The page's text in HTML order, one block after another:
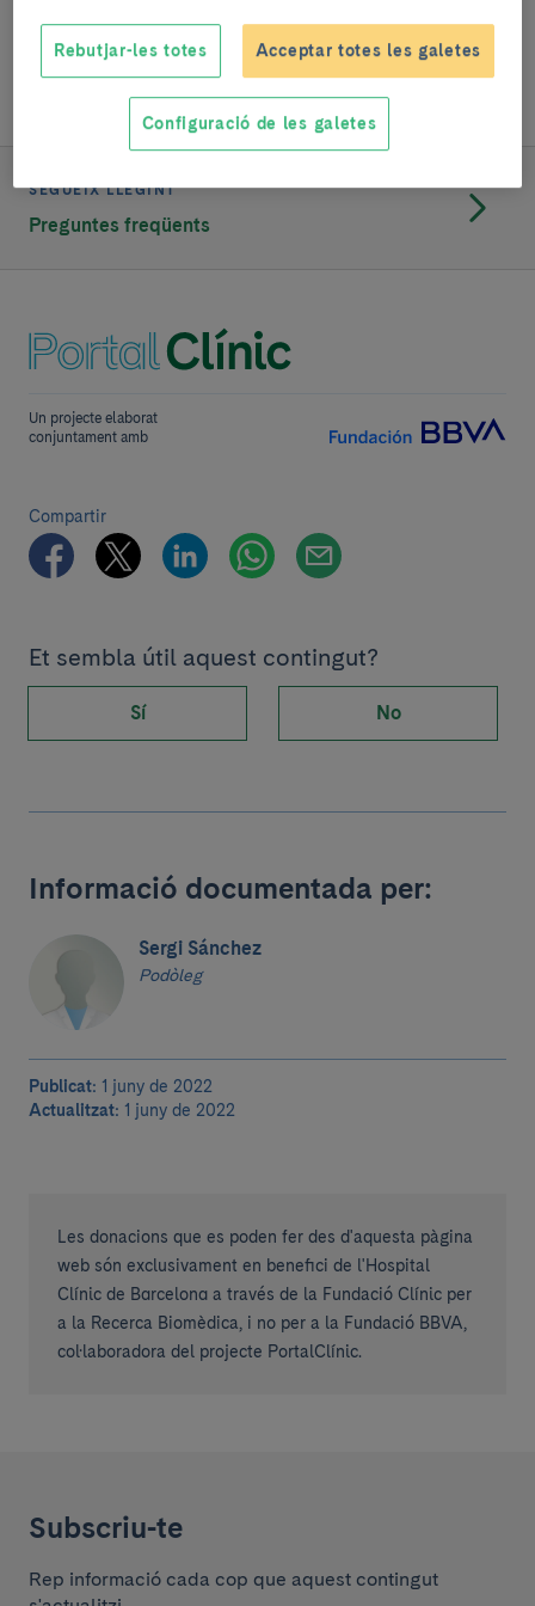
Pel que fa als tractaments no quirúrgics, encara que
han aparegut algunes tècniques, sembla que els
resultats no són els esperats.
SEGUEIX LLEGINT
Preguntes freqüents
Un projecte elaborat
conjuntament amb
Compartir
Et sembla útil aquest contingut?
Sí No
Informació documentada per:
Sergi Sánchez
Podòleg
Publicat: 1 juny de 2022
Actualitzat: 1 juny de 2022
Les donacions que es poden fer des d'aquesta pàgina
web són exclusivament en benefici de l'Hospital
Clínic de Barcelona a través de la Fundació Clínic per
a la Recerca Biomèdica, i no per a la Fundació BBVA,
col·laboradora del projecte PortalClínic.
Subscriu-te
Rep informació cada cop que aquest contingut
Rebutjar-les totes Acceptar totes les galetes
Configuració de les galetes